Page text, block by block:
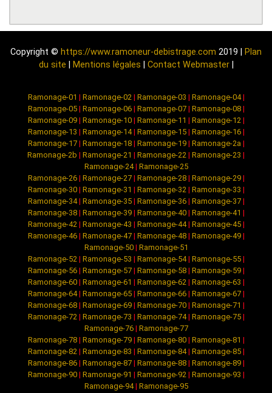
Copyright © https://www.ramoneur-debistrage.com 2019 |
Plan
du site
Mentions légales Contact Webmaster|
Ramonage-01 | Ramonage-02| Ramonage-03 | Ramonage-04|
Ramonage-05| Ramonage-06| Ramonage-07| Ramonage-08|
Ramonage-09| Ramonage-10| Ramonage-11 | Ramonage-12|
Ramonage-13 | Ramonage-14| Ramonage-15| Ramonage-16|
Ramonage-17| Ramonage-18| Ramonage-19| Ramonage-2a |
Ramonage-2b | Ramonage-21 | Ramonage-22 | Ramonage-23 |
Ramonage-24| Ramonage-25
Ramonage-26| Ramonage-27| Ramonage-28| Ramonage-29|
Ramonage-30| Ramonage-31 | Ramonage-32| Ramonage-33 |
Ramonage-34| Ramonage-35| Ramonage-36| Ramonage-37|
Ramonage-38| Ramonage-39| Ramonage-40| Ramonage-41 |
Ramonage-42| Ramonage-43 | Ramonage-44| Ramonage-45|
Ramonage-46| Ramonage-47| Ramonage-48| Ramonage-49|
Ramonage-50| Ramonage-51
Ramonage-52| Ramonage-53 | Ramonage-54| Ramonage-55|
Ramonage-56| Ramonage-57| Ramonage-58| Ramonage-59|
Ramonage-60| Ramonage-61 | Ramonage-62| Ramonage-63 |
Ramonage-64| Ramonage-65| Ramonage-66| Ramonage-67|
Ramonage-68| Ramonage-69| Ramonage-70| Ramonage-71 |
Ramonage-72| Ramonage-73 | Ramonage-74| Ramonage-75|
Ramonage-76| Ramonage-77
Ramonage-78| Ramonage-79| Ramonage-80| Ramonage-81 |
Ramonage-82| Ramonage-83 | Ramonage-84| Ramonage-85|
Ramonage-86| Ramonage-87| Ramonage-88| Ramonage-89|
Ramonage-90| Ramonage-91 | Ramonage-92| Ramonage-93 |
Ramonage-94| Ramonage-95